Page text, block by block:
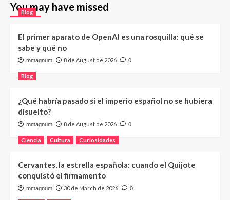
You may have missed
Blog
El primer aparato de OpenAI es una rosquilla: qué se
sabe y qué no
mmagnum 8 de August de 2026 0
Blog
¿Qué habría pasado si el imperio español no se hubiera
disuelto?
mmagnum 8 de August de 2026 0
Ciencia Cultura Curiosidades
Cervantes, la estrella española: cuando el Quijote
conquistó el firmamento
mmagnum 30 de March de 2026 0